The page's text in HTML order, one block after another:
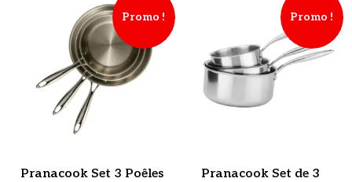
Promo !
Pranacook Set 3 Poêles
Promo !
Pranacook Set de 3